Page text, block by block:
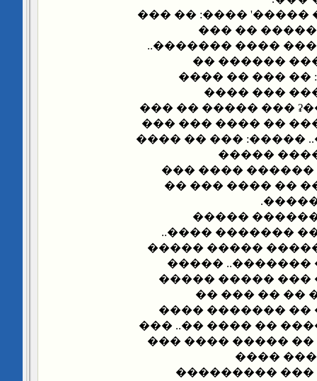
���� ����� '����
�������
�����������
����� ��
���������
����� ���
������ ��� �����ʡ ��� ����� �� ���
��� ����� ���
��� ���� ������..
����
�������� �����
��� ��� ���
����
���� ����:
����� ������..
����� �� �����
�� ��������
��� ��� �������
�����..
������� ��� ���
��� �����
�������� �����
����
�����������